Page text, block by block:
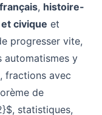
français, histoire-
civique et
progresser vite,
automatismes y
fractions avec
de
statistiques,